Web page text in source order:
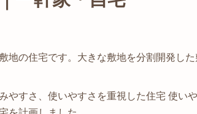
地の住宅です。 大きな敷地を分割開発し
やすさ、使いやすさを重視した住宅 使い